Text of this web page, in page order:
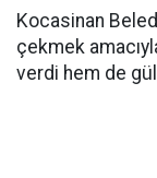
Kocasinan
çekmek
verdi hem de